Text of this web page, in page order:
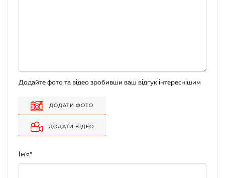
Додайте фото та відео зробивши ваш відгук інтереснішим
ДОДАТИ ФОТО
ДОДАТИ ВІДЕО
Ім'я*